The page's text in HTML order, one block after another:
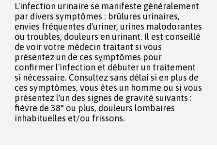
L'infection urinaire se manifeste généralement
par divers symptômes : brûlures urinaires,
envies fréquentes d'uriner, urines malodorantes
ou troubles, douleurs en urinant. Il est conseillé
de voir votre médecin traitant si vous
présentez un de ces symptômes pour
confirmer l'infection et débuter un traitement
si nécessaire. Consultez sans délai si en plus de
ces symptômes, vous êtes un homme ou si vous
présentez l'un des signes de gravité suivants :
fièvre de 38° ou plus, douleurs lombaires
inhabituelles et/ou frissons.